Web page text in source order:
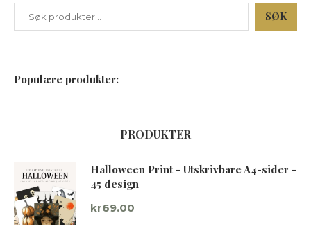
SØK
Populære produkter:
PRODUKTER
Halloween Print - Utskrivbare A4-sider -
45 design
kr69.00